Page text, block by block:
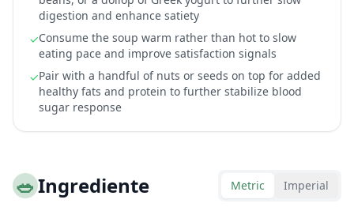
digestion and enhance satiety
✓Consume the soup warm rather than hot to slow
eating pace and improve satisfaction signals
✓Pair with a handful of nuts or seeds on top for added
healthy fats and protein to further stabilize blood
sugar response
🥗Ingrediente Metric Imperial